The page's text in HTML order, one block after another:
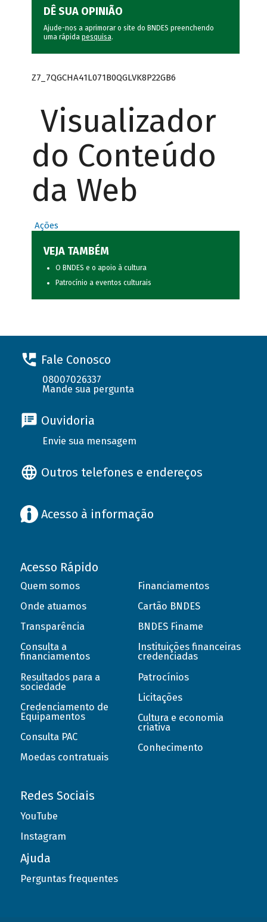
DÊ SUA OPINIÃO
Ajude-nos a aprimorar o site do BNDES preenchendo
uma rápida pesquisa.
Z7_7QGCHA41L071B0QGLVK8P22GB6
Visualizador
do Conteúdo
da Web
Ações
VEJA TAMBÉM
O BNDES e o apoio à cultura
Patrocínio a eventos culturais
Fale Conosco
08007026337
Mande sua pergunta
Ouvidoria
Envie sua mensagem
Outros telefones e endereços
Acesso à informação
Acesso Rápido
Quem somos
Onde atuamos
Transparência
Consulta a
financiamentos
Resultados para a
sociedade
Credenciamento de
Equipamentos
Consulta PAC
Moedas contratuais
Financiamentos
Cartão BNDES
BNDES Finame
Instituições financeiras
credenciadas
Patrocínios
Licitações
Cultura e economia
criativa
Conhecimento
Redes Sociais
YouTube
Instagram
Ajuda
Perguntas frequentes